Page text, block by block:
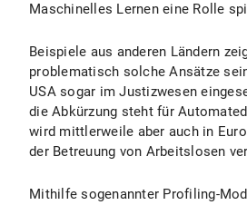
Maschinelles Lernen eine Rolle
Beispiele aus anderen Ländern
problematisch solche Ansätze
USA sogar im Justizwesen
die Abkürzung steht für
wird mittlerweile aber auch in
der Betreuung von Arbeitslosen
Mithilfe sogenannter Profiling-